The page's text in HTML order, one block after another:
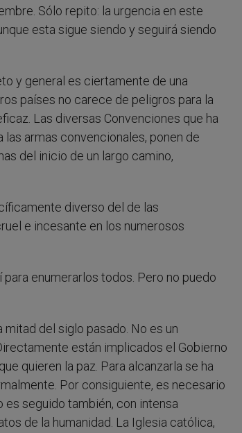
Sólo repito: la urgencia en este
esta sigue siendo y seguirá siendo
y general es ciertamente de una
países no carece de peligros para la
Las diversas Convenciones que ha
armas convencionales, ponen de
del inicio de un largo camino,
diverso del de las
e incesante en los numerosos
enumerarlos todos. Pero no puedo
del siglo pasado. No es un
están implicados el Gobierno
quieren la paz. Para alcanzarla se ha
Por consiguiente, es necesario
seguido también, con intensa
de la humanidad. La Iglesia católica,